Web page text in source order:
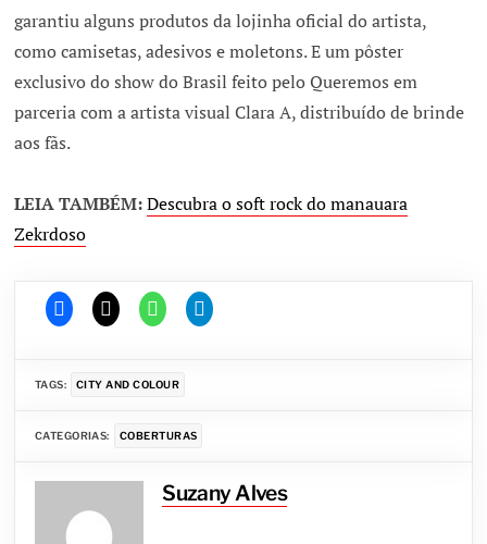
garantiu alguns produtos da lojinha oficial do artista,
como camisetas, adesivos e moletons. E um pôster
exclusivo do show do Brasil feito pelo Queremos em
parceria com a artista visual Clara A, distribuído de brinde
aos fãs.
LEIA TAMBÉM:Descubra o soft rock do manauara
Zekrdoso
TAGS: CITY AND COLOUR
CATEGORIAS: COBERTURAS
Suzany Alves